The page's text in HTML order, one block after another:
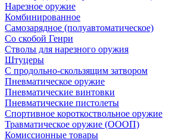
Нарезное оружие
Комбинированное
Самозарядное (полуавтоматическое)
Со скобой Генри
Стволы для нарезного оружия
Штуцеры
С продольно-скользящим затвором
Пневматическое оружие
Пневматические винтовки
Пневматические пистолеты
Спортивное короткоствольное оружие
Травматическое оружие (ОООП)
Комиссионные товары